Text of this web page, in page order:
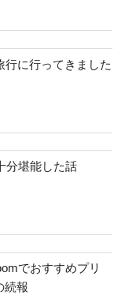
行に行ってきました
分堪能した話
でおすすめプリ
続報